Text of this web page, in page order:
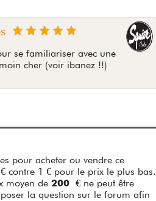
se familiariser avec une
cher (voir ibanez !!)
pour acheter ou vendre ce
contre 1 € pour le prix le plus bas.
moyen de 200 €ne peut être
la question sur le forum afin